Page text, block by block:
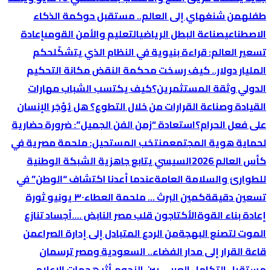
طفلهمن شنغهاي إلى العالم.. مستقبل حوكمة الذكاء
الاصطناعيصناعة البطل الرياضيالتعليم والأمن القومىإعادة
تسعير العالم: قراءة بنيوية في النظام الذي يتشكّلحكم
المليار دولار.. كيف رسخت محكمة النقض مكانة التحكيم
الدولي وثقة المستثمرين؟كيف يكتسب الشباب مهارات
القيادة وصناعة القرارات من خلال التطوع؟هل يُؤجَر الإنسان
على فعل الحرام؟استعادة “زمن الفن الجميل”: ضرورة حضارية
لحماية هوية المجتمعمنتخب المستحيل: ملحمة مصرية في
كأس العالم 2026
السيسي يتابع جاهزية الشبكة الوطنية
للطوارئ والسلامة العامةعندما أعدنا اكتشاف “الوطن” في
تسعين دقيقةكمين البرث … ملحمة العطاء ٣٠ يونيو ثورة
إعادة بناء القوةالأكتاجون قلب مصر النابض ….أجساد تنازع
الموت لتصنع البهجةمن الردع المتبادل إلى إدارة الصراعمن
قاعة القرار إلى مدار الفضاء.. السعودية ومصر ترسمان